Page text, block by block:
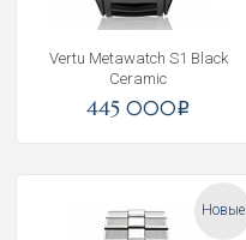
Vertu Metawatch S1 Black
Ceramic
445 000i
Новые